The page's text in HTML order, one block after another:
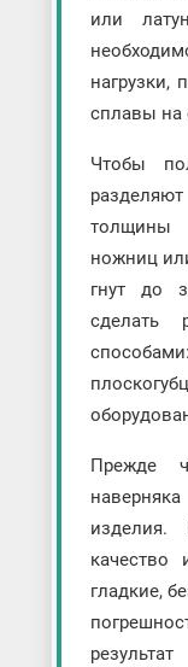
или
нагрузки,
сплавы на
Чтобы
толщины
ножниц
гнут до
сделать
Прежде
качество
гладкие,